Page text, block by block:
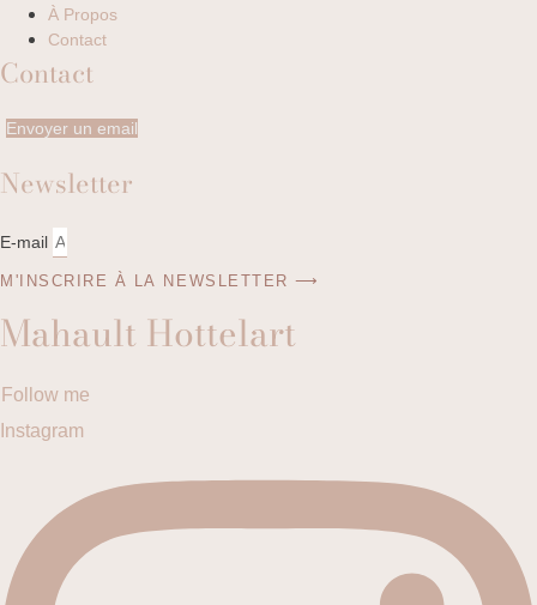
À Propos
Contact
Contact
Envoyer un email
Newsletter
E-mail
M'INSCRIRE À LA NEWSLETTER ⟶
Mahault Hottelart
Follow me
Instagram